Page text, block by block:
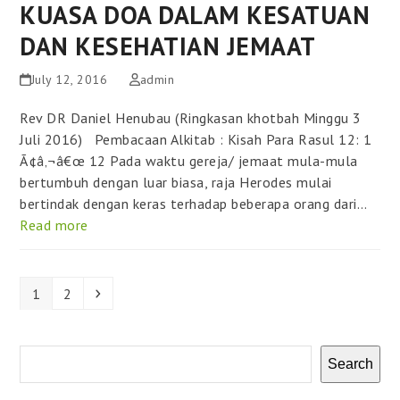
KUASA DOA DALAM KESATUAN
DAN KESEHATIAN JEMAAT
July 12, 2016 admin
Rev DR Daniel Henubau (Ringkasan khotbah Minggu 3
Juli 2016) Pembacaan Alkitab : Kisah Para Rasul 12: 1
Ã¢â‚¬â€œ 12 Pada waktu gereja/ jemaat mula-mula
bertumbuh dengan luar biasa, raja Herodes mulai
bertindak dengan keras terhadap beberapa orang dari…
Read more
Page
1 Page
2 Next
Search